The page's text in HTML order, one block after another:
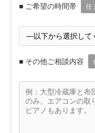
■ ご希望の時間帯 任
■ その他ご相談内容